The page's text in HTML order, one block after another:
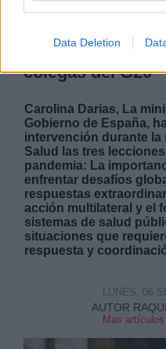
Data Deletion
Carolina Darias
lecciones que
pandemia del
colegas del G20
Carolina Darias, La
Gobierno de España,
intervención durante la
Salud las tres
pandemia: La
enfrentar desafíos
respuestas
acción multilateral y el
sistemas de salud
situaciones que
respuesta y
AUTOR
Mas
LUNES, 06